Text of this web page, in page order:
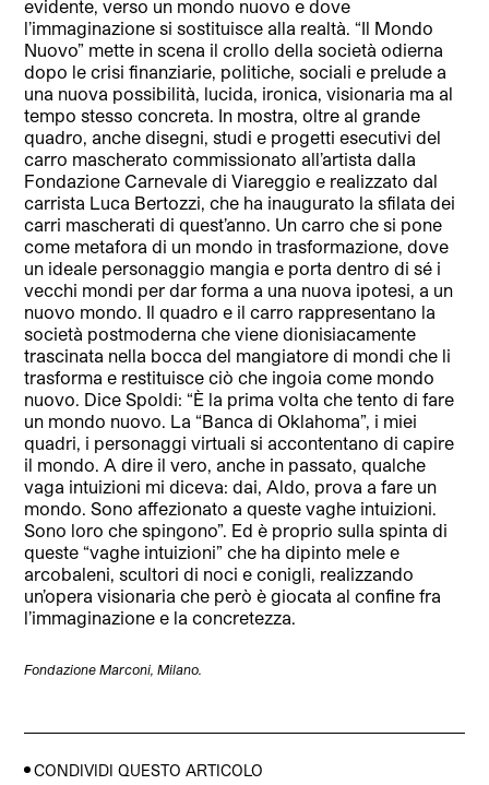
evidente, verso un mondo nuovo e dove
l’immaginazione si sostituisce alla realtà. “Il Mondo
Nuovo” mette in scena il crollo della società odierna
dopo le crisi finanziarie, politiche, sociali e prelude a
una nuova possibilità, lucida, ironica, visionaria ma al
tempo stesso concreta. In mostra, oltre al grande
quadro, anche disegni, studi e progetti esecutivi del
carro mascherato commissionato all’artista dalla
Fondazione Carnevale di Viareggio e realizzato dal
carrista Luca Bertozzi, che ha inaugurato la sfilata dei
carri mascherati di quest’anno. Un carro che si pone
come metafora di un mondo in trasformazione, dove
un ideale personaggio mangia e porta dentro di sé i
vecchi mondi per dar forma a una nuova ipotesi, a un
nuovo mondo. Il quadro e il carro rappresentano la
società postmoderna che viene dionisiacamente
trascinata nella bocca del mangiatore di mondi che li
trasforma e restituisce ciò che ingoia come mondo
nuovo. Dice Spoldi: “È la prima volta che tento di fare
un mondo nuovo. La “Banca di Oklahoma”, i miei
quadri, i personaggi virtuali si accontentano di capire
il mondo. A dire il vero, anche in passato, qualche
vaga intuizioni mi diceva: dai, Aldo, prova a fare un
mondo. Sono affezionato a queste vaghe intuizioni.
Sono loro che spingono”. Ed è proprio sulla spinta di
queste “vaghe intuizioni” che ha dipinto mele e
arcobaleni, scultori di noci e conigli, realizzando
un’opera visionaria che però è giocata al confine fra
l’immaginazione e la concretezza.
Fondazione Marconi, Milano.
CONDIVIDI QUESTO ARTICOLO